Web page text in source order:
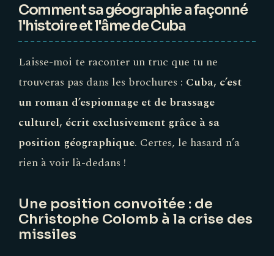
Comment sa géographie a façonné
l'histoire et l'âme de Cuba
Laisse-moi te raconter un truc que tu ne
trouveras pas dans les brochures : Cuba, c’est
un roman d’espionnage et de brassage
culturel, écrit exclusivement grâce à sa
position géographique. Certes, le hasard n’a
rien à voir là-dedans !
Une position convoitée : de
Christophe Colomb à la crise des
missiles